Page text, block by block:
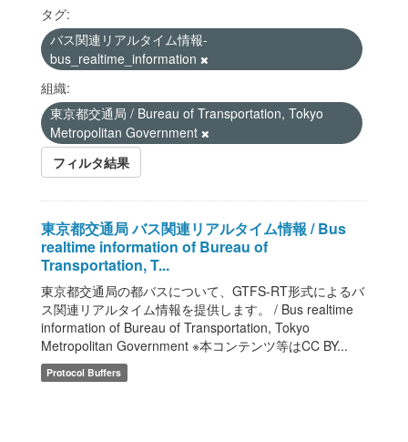
タグ:
バス関連リアルタイム情報-
bus_realtime_information
組織:
東京都交通局 / Bureau of Transportation, Tokyo
Metropolitan Government
フィルタ結果
東京都交通局 バス関連リアルタイム情報 / Bus
realtime information of Bureau of
Transportation, T...
東京都交通局の都バスについて、GTFS-RT形式によるバ
ス関連リアルタイム情報を提供します。 / Bus realtime
information of Bureau of Transportation, Tokyo
Metropolitan Government ※本コンテンツ等はCC BY...
Protocol Buffers